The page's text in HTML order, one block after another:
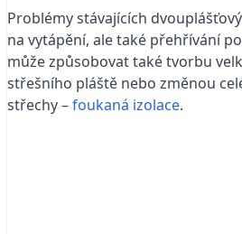
Problémy stávajících
na vytápění, ale také přehřívání
může způsobovat také tvorbu
střešního pláště nebo změnou
střechy –foukaná izolace.